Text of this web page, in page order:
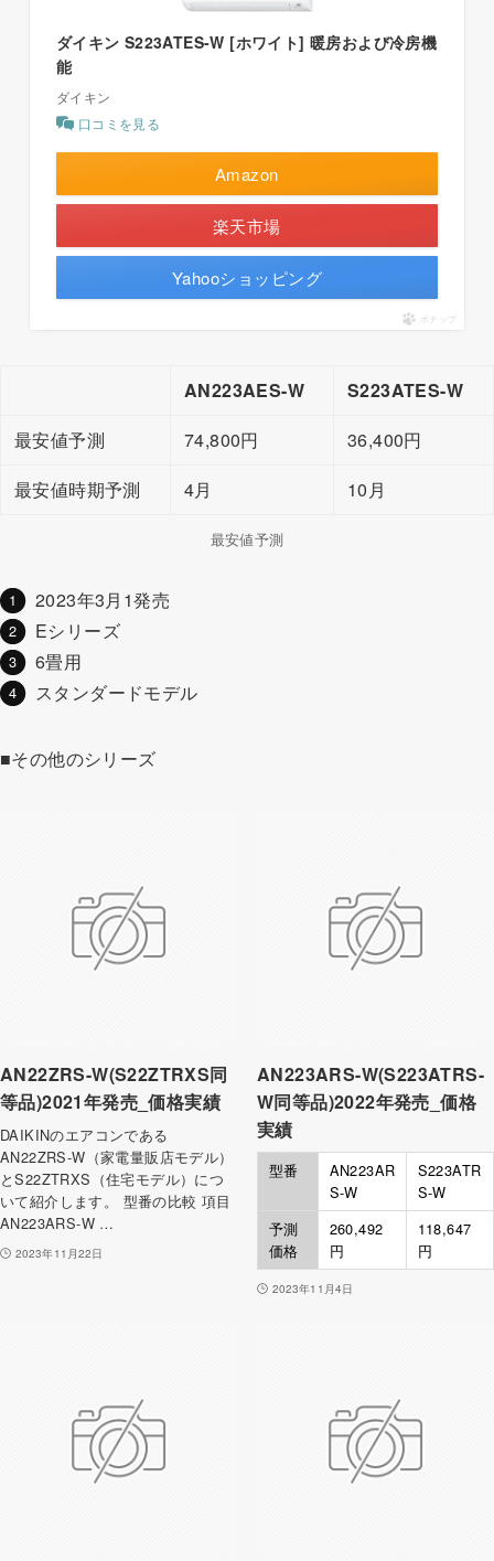
ダイキン S223ATES-W [ホワイト] 暖房および冷房機
能
ダイキン
口コミを見る
Amazon
楽天市場
Yahooショッピング
ポチップ
AN223AES-W
S223ATES-W
最安値予測
74,800円
36,400円
最安値時期予測
4月 10月
最安値予測
2023年3月1発売
Eシリーズ
6畳用
スタンダードモデル
■その他のシリーズ
AN22ZRS-W(S22ZTRXS同
等品)2021年発売_価格実績
DAIKINのエアコンである
AN22ZRS-W（家電量販店モデル）
とS22ZTRXS（住宅モデル）につ
いて紹介します。 型番の比較 項目
AN223ARS-W …
2023年11月22日
AN223ARS-W(S223ATRS-
W同等品)2022年発売_価格
実績
型番
AN223AR
S-W
S223ATR
S-W
予測
価格
260,492
円
118,647
円
2023年11月4日